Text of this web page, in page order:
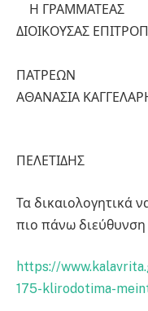
Η
ΔΙΟΙΚΟΥΣΑΣ
ΠΑΤΡΕΩΝ
ΑΘΑΝΑΣΙΑ
ΠΕΛΕΤΙΔΗΣ
Τα δικαιολογητικά
πιο πάνω διεύθυνση
https://
175-klirodotima-